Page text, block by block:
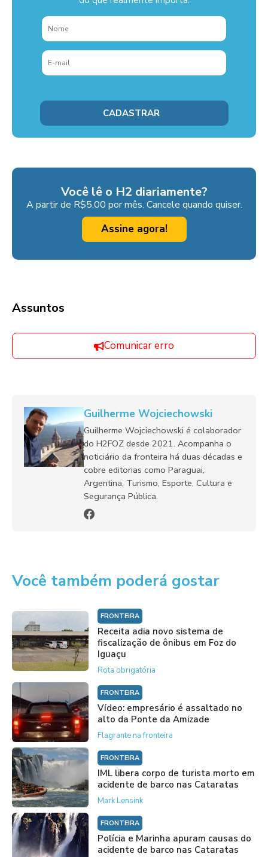
Você lê o H2 diariamente?
A partir de R$5,00 por mês. Cancele quando quiser.
Assine agora!
Assuntos
Comunicar erro
Guilherme Wojciechowski
Guilherme Wojciechowski é colaborador
do H2FOZ desde 2021. Acompanha o
noticiário da fronteira há duas décadas e
cobre editorias como Paraguai,
Argentina, Turismo, Esporte, Cultura e
Segurança Pública.
Você também poderá gostar
FRONTEIRA
Receita adia novo sistema de
fiscalização de ônibus em Foz do
Iguaçu
Rota obrigatória
FRONTEIRA
Vídeo: empresário é assaltado no
alto da Ponte da Amizade
Flagrante na fronteira
FRONTEIRA
IML libera corpo de turista morto em
acidente de barco nas Cataratas
Mark Lensink
FRONTEIRA
Polícia e Marinha apuram causas do
acidente de barco nas Cataratas